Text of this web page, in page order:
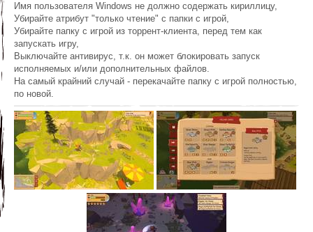
Имя пользователя Windows не должно содержать кириллицу,
Убирайте атрибут "только чтение" с папки с игрой,
Убирайте папку с игрой из торрент-клиента, перед тем как
запускать игру,
Выключайте антивирус, т.к. он может блокировать запуск
исполняемых и/или дополнительных файлов.
На самый крайний случай - перекачайте папку с игрой полностью,
по новой.